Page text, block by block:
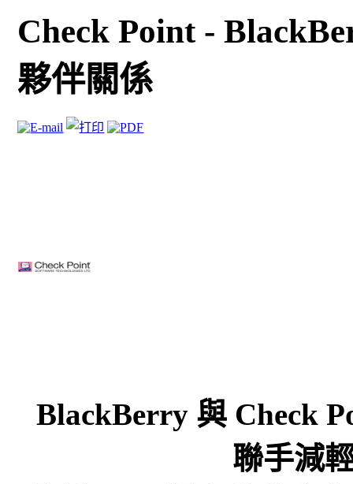
Check Point -
夥伴關係
BlackBerry 與 Check
聯手減